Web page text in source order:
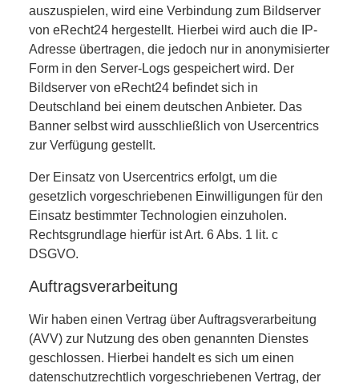
auszuspielen, wird eine Verbindung zum Bildserver
von eRecht24 hergestellt. Hierbei wird auch die IP-
Adresse übertragen, die jedoch nur in anonymisierter
Form in den Server-Logs gespeichert wird. Der
Bildserver von eRecht24 befindet sich in
Deutschland bei einem deutschen Anbieter. Das
Banner selbst wird ausschließlich von Usercentrics
zur Verfügung gestellt.
Der Einsatz von Usercentrics erfolgt, um die
gesetzlich vorgeschriebenen Einwilligungen für den
Einsatz bestimmter Technologien einzuholen.
Rechtsgrundlage hierfür ist Art. 6 Abs. 1 lit. c
DSGVO.
Auftragsverarbeitung
Wir haben einen Vertrag über Auftragsverarbeitung
(AVV) zur Nutzung des oben genannten Dienstes
geschlossen. Hierbei handelt es sich um einen
datenschutzrechtlich vorgeschriebenen Vertrag, der